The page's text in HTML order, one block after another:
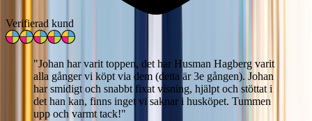
Verifierad kund
"Johan har varit toppen, det har Husman Hagberg varit
alla gånger vi köpt via dem (detta är 3e gången). Johan
har smidigt och snabbt fixat visning, hjälpt och stöttat i
det han kan, finns inget vi saknar i husköpet. Tummen
upp och varmt tack!"